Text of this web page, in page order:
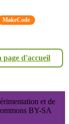
MakeCode
page d'accueil
et de
BY-SA